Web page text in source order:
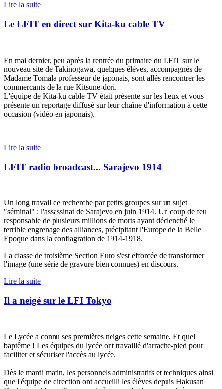
Lire la suite
Le LFIT en direct sur Kita-ku cable TV
En mai dernier, peu après la rentrée du primaire du LFIT sur le
nouveau site de Takinogawa, quelques élèves, accompagnés de
Madame Tomala professeur de japonais, sont allés rencontrer les
commercants de la rue Kitsune-dori.
L'équipe de Kita-ku cable TV était présente sur les lieux et vous
présente un reportage diffusé sur leur chaîne d'information à cette
occasion (vidéo en japonais).
Lire la suite
LFIT radio broadcast... Sarajevo 1914
Un long travail de recherche par petits groupes sur un sujet
"séminal" : l'assassinat de Sarajevo en juin 1914. Un coup de feu
responsable de plusieurs millions de morts ayant déclenché le
terrible engrenage des alliances, précipitant l'Europe de la Belle
Epoque dans la conflagration de 1914-1918.
La classe de troisième Section Euro s'est efforcée de transformer
l'image (une série de gravure bien connues) en discours.
Lire la suite
Il a neigé sur le LFI Tokyo
Le Lycée a connu ses premières neiges cette semaine. Et quel
baptême ! Les équipes du lycée ont travaillé d'arrache-pied pour
faciliter et sécuriser l'accès au lycée.
Dès le mardi matin, les personnels administratifs et techniques ainsi
que l'équipe de direction ont accueilli les élèves depuis Hakusan